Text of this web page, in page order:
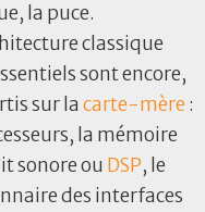
la puce.
classique
sont encore,
sur la carte-mère :
la mémoire
sonore ou DSP, le
des interfaces